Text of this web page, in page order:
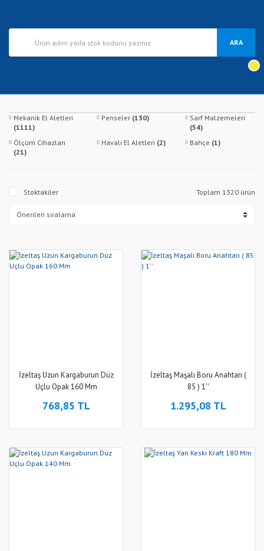
ARA
Mekanik El Aletleri
(1111)
Penseler (130)
Sarf Malzemeleri
(54)
Ölçüm Cihazları
(21)
Havalı El Aletleri (2) Bahçe (1)
Stoktakiler Toplam 1320 ürün
İzeltaş Uzun Kargaburun Düz
Uçlu Opak 160 Mm
768,85 TL
İzeltaş Maşalı Boru Anahtarı (
85 ) 1''
1.295,08 TL